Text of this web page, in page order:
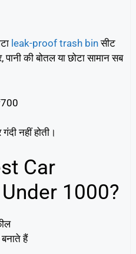
leak-proof trash binसीट
की बोतल या छोटा सामान सब
नहीं होती।
Car
1000?
हैं